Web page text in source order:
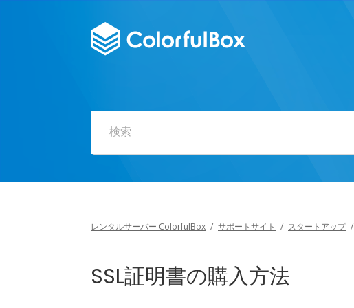
検索
レンタルサーバー ColorfulBox / サポートサイト / スタートアップ /
SSL証明書の購入方法